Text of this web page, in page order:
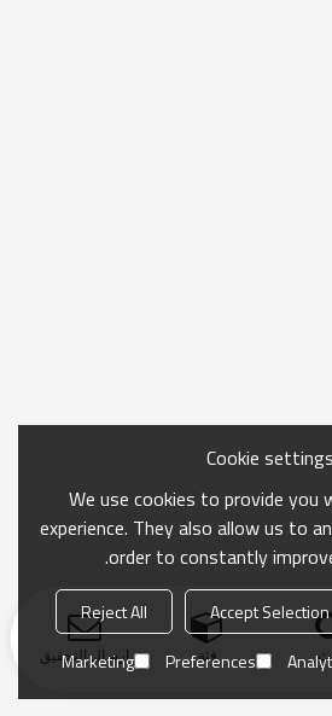
فئة ارسال التحقيق
Cookie settings
We use cookies to provide you
experience. They also allow us to
order to constantly
Accept Selection
Reject All
Preferences
Marketing